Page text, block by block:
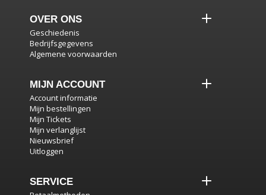
OVER ONS
Geschiedenis
Bedrijfsgegevens
Algemene voorwaarden
MIJN ACCOUNT
Account informatie
Mijn bestellingen
Mijn Tickets
Mijn verlanglijst
Nieuwsbrief
Uitloggen
SERVICE